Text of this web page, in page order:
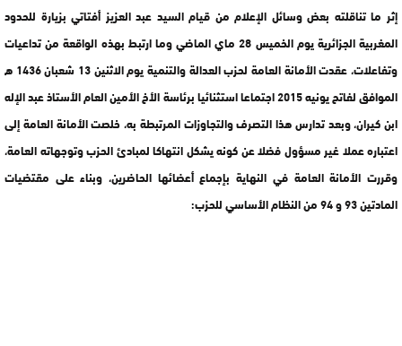
إثر ما تناقلته بعض وسائل الإعلام من قيام السيد عبد العزيز أفتاتي بزيارة للحدود
المغربية الجزائرية يوم الخميس 28 ماي الماضي وما ارتبط بهذه الواقعة من تداعيات
وتفاعلات، عقدت الأمانة العامة لحزب العدالة والتنمية يوم الاثنين 13 شعبان 1436 ه
الموافق لفاتح يونيه 2015 اجتماعا استثنائيا برئاسة الأخ الأمين العام الأستاذ عبد الإله
ابن كيران، وبعد تدارس هذا التصرف والتجاوزات المرتبطة به، خلصت الأمانة العامة إلى
اعتباره عملا غير مسؤول فضلا عن كونه يشكل انتهاكا لمبادئ الحزب وتوجهاته العامة،
وقررت الأمانة العامة في النهاية بإجماع أعضائها الحاضرين، وبناء على مقتضيات
المادتين 93 و 94 من النظام الأساسي للحزب: